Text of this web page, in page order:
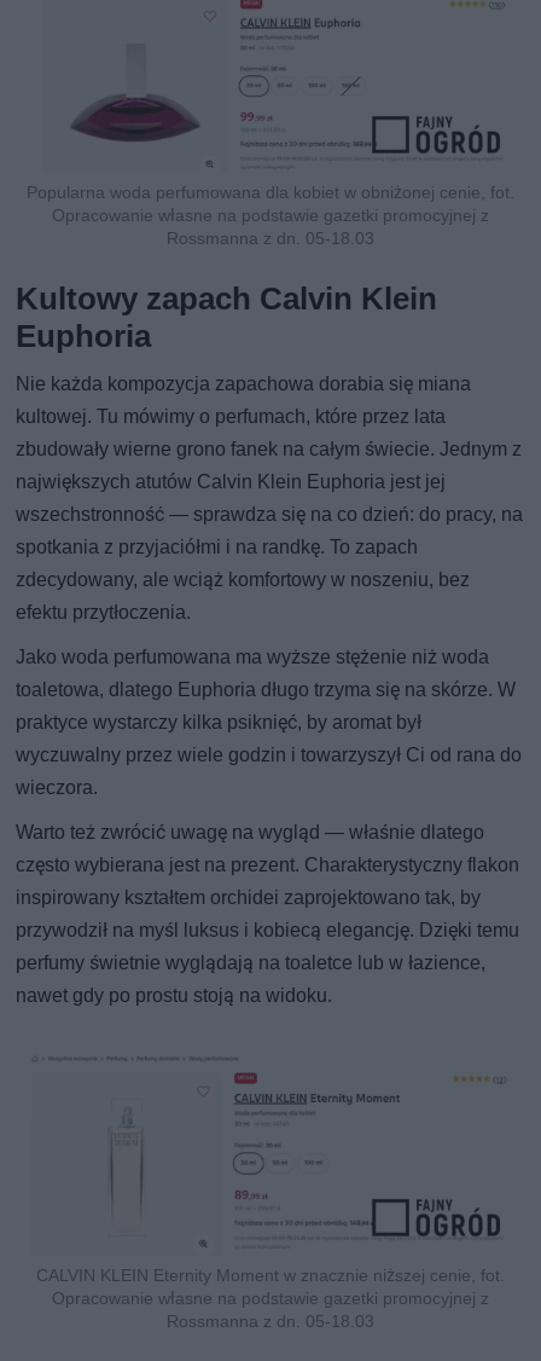
Popularna woda perfumowana dla kobiet w obniżonej cenie, fot.
Opracowanie własne na podstawie gazetki promocyjnej z
Rossmanna z dn. 05-18.03
Kultowy zapach Calvin Klein
Euphoria
Nie każda kompozycja zapachowa dorabia się miana
kultowej. Tu mówimy o perfumach, które przez lata
zbudowały wierne grono fanek na całym świecie. Jednym z
największych atutów Calvin Klein Euphoria jest jej
wszechstronność — sprawdza się na co dzień: do pracy, na
spotkania z przyjaciółmi i na randkę. To zapach
zdecydowany, ale wciąż komfortowy w noszeniu, bez
efektu przytłoczenia.
Jako woda perfumowana ma wyższe stężenie niż woda
toaletowa, dlatego Euphoria długo trzyma się na skórze. W
praktyce wystarczy kilka psiknięć, by aromat był
wyczuwalny przez wiele godzin i towarzyszył Ci od rana do
wieczora.
Warto też zwrócić uwagę na wygląd — właśnie dlatego
często wybierana jest na prezent. Charakterystyczny flakon
inspirowany kształtem orchidei zaprojektowano tak, by
przywodził na myśl luksus i kobiecą elegancję. Dzięki temu
perfumy świetnie wyglądają na toaletce lub w łazience,
nawet gdy po prostu stoją na widoku.
CALVIN KLEIN Eternity Moment w znacznie niższej cenie, fot.
Opracowanie własne na podstawie gazetki promocyjnej z
Rossmanna z dn. 05-18.03